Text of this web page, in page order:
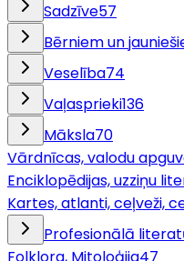
Sadzīve57
Bērniem un
Veselība74
Vaļasprieki136
Māksla70
Vārdnīcas, valodu
Enciklopēdijas, uzziņu
Kartes, atlanti, ceļveži,
Profesionālā